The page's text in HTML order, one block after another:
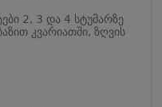
2, 3 და 4 სტუმარზე
კვარიათში, ზღვის